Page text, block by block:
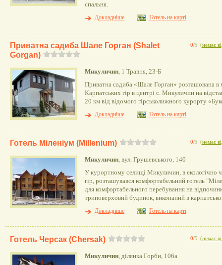
спальня.
Докладніше
Готель на карті
0/5 (немає
Приватна садиба Шале Горган (Shalet
Gorgan)
Микуличин, 1 Травня, 23-Б
Приватна садиба «Шале Горган» розташована в
Карпатських гір в центрі с. Микуличин на
20 км від відомого гірськолижного курорту
Докладніше
Готель на карті
0/5 (немає
Готель Міленіум (Millenium)
Микуличин, вул. Грушевського, 140
У курортному селищі Микуличин, в екологічно
гір, розташувався комфортабельний готель
для комфортабельного перебування на
триповерховий будинок, виконаний в
Докладніше
Готель на карті
0/5 (немає
Готель Черсак (Chersak)
Микуличин, ділянка Горби, 106а